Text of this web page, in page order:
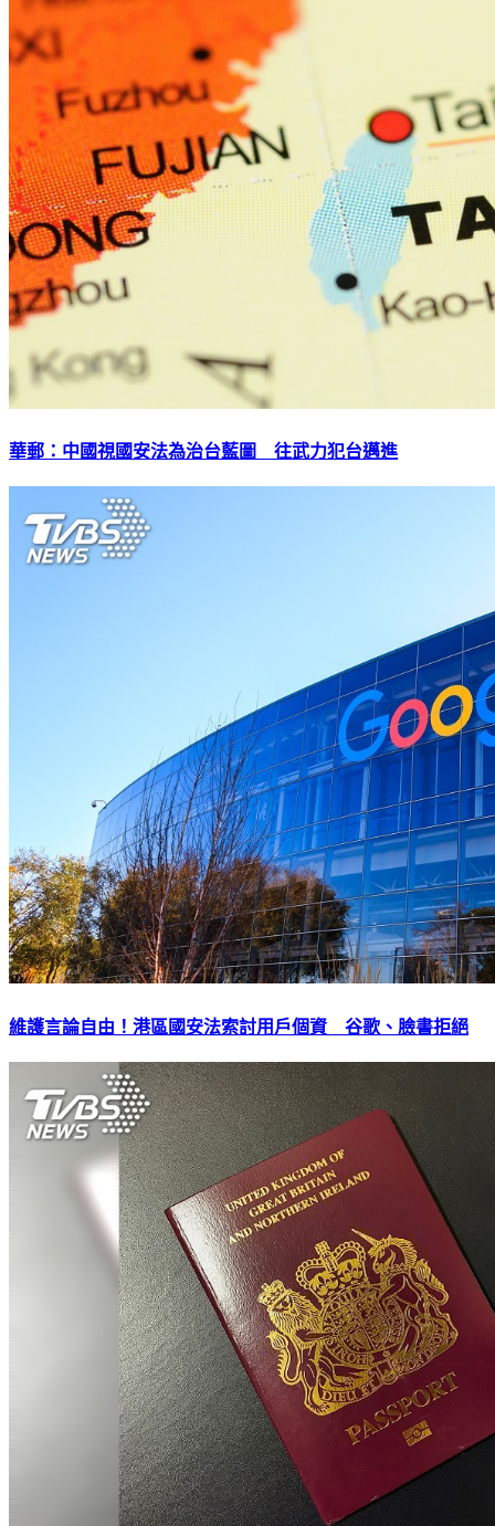
華郵：中國視國安法為治台藍圖 往武力犯台邁進
維護言論自由！港區國安法索討用戶個資 谷歌、臉書拒絕